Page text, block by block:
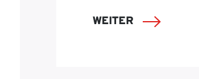
WEITER